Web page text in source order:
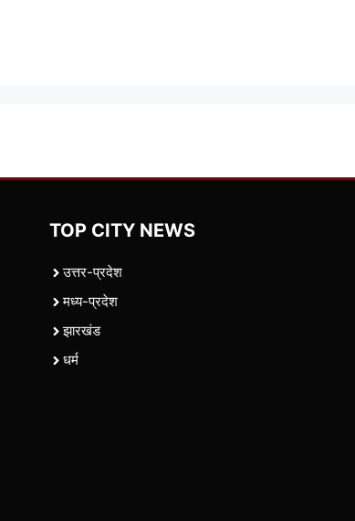
TOP CITY NEWS
उत्तर-प्रदेश
मध्य-प्रदेश
झारखंड
धर्म